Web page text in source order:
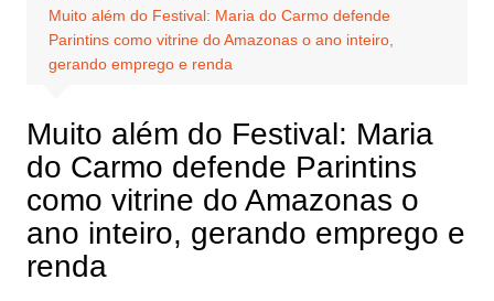
Muito além do Festival: Maria do Carmo defende
Parintins como vitrine do Amazonas o ano inteiro,
gerando emprego e renda
Muito além do Festival: Maria
do Carmo defende Parintins
como vitrine do Amazonas o
ano inteiro, gerando emprego e
renda